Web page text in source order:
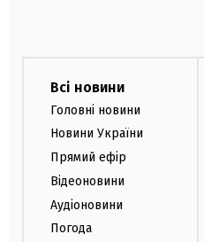
Всі новини
Головні новини
Новини України
Прямий ефір
Відеоновини
Аудіоновини
Погода